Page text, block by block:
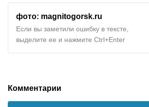
фото: magnitogorsk.ru
Если вы заметили ошибку в тексте,
выделите ее и нажмите Ctrl+Enter
Комментарии